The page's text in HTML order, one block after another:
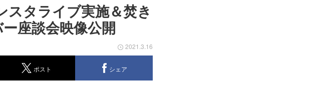
タライブ実施＆焚き
座談会映像公開
2021.3.16
ポスト シェア